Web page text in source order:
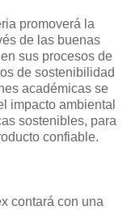
promoverá la
de las buenas
sus procesos de
de sostenibilidad
académicas se
impacto ambiental
sostenibles, para
confiable.
contará con una